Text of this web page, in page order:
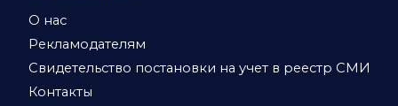
О нас
Рекламодателям
Свидетельство постановки на учет в реестр СМИ
Контакты